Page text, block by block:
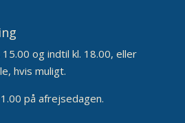
og indtil kl. 18.00, eller
hvis muligt.
på afrejsedagen.